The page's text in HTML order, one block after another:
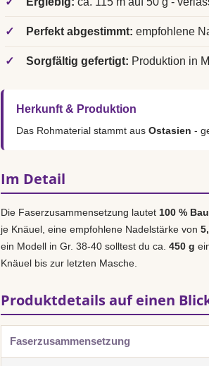
✓ Perfekt abgestimmt: empfohlene
✓ Sorgfältig gefertigt: Produktion in
Herkunft & Produktion
Das Rohmaterial stammt aus Ostasien -
Im Detail
Die Faserzusammensetzung lautet 100 %
je Knäuel, eine empfohlene Nadelstärke von
ein Modell in Gr. 38-40 solltest du ca. 450 g
Knäuel bis zur letzten Masche.
Produktdetails auf einen
Faserzusammensetzung